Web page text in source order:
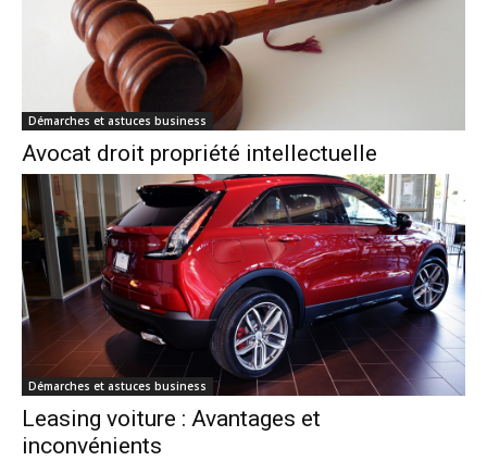
Démarches et astuces business
Avocat droit propriété intellectuelle
Démarches et astuces business
Leasing voiture : Avantages et
inconvénients